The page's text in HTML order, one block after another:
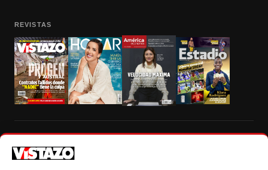
REVISTAS
autorización escrita de su titular, de todos los contenidos de Vistazo.com.